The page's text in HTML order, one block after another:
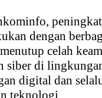
dengan
celah
siber di
digital dan
teknologi.